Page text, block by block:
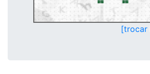
[trocar